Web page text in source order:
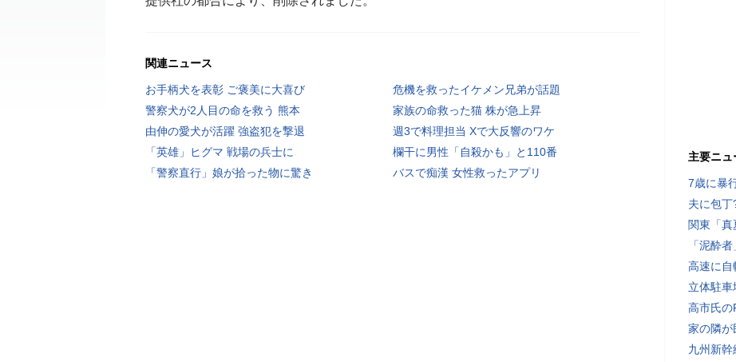
関連ニュース
お手柄犬を表彰 ご褒美に大喜び
危機を救ったイケメン兄弟が話題
警察犬が2人目の命を救う 熊本
家族の命救った猫 株が急上昇
由伸の愛犬が活躍 強盗犯を撃退
週3で料理担当 Xで大反響のワケ
「英雄」ヒグマ 戦場の兵士に
欄干に男性「自殺かも」と110番
「警察直行」娘が拾った物に驚き
バスで痴漢 女性救ったアプリ
主要ニュ
7歳に暴
夫に包
関東「
「泥酔
高速に自
立体駐
高市氏の
家の隣が
九州新